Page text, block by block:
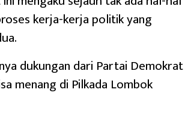
kerja-kerja politik yang
dukungan dari Partai Demokrat
menang di Pilkada Lombok